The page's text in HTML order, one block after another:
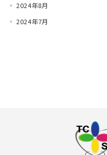
2024年8月
2024年7月